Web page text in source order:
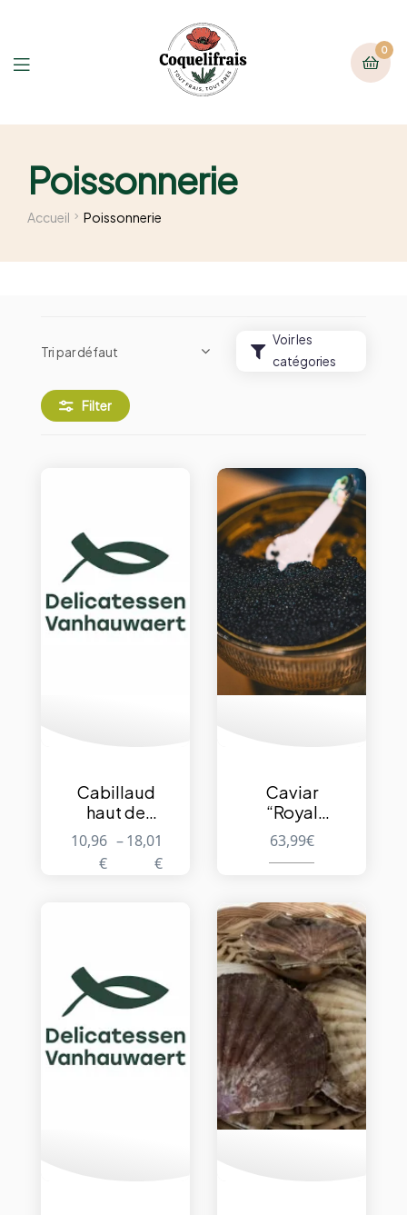
0
Poissonnerie
Accueil Poissonnerie
Voir les
catégories
Filter
Cabillaud
haut de
gamme – Le
Skrei- Filet
de poisson
10,96
€
–18,01
€
Caviar
“Royal
Select” 50g
63,99€